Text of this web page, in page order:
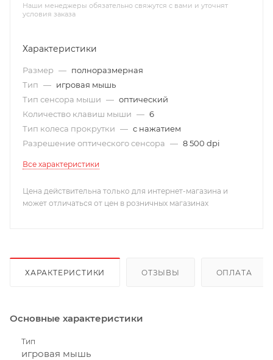
Наши менеджеры обязательно свяжутся с вами и уточнят
условия заказа
Характеристики
Размер — полноразмерная
Тип — игровая мышь
Тип сенсора мыши — оптический
Количество клавиш мыши — 6
Тип колеса прокрутки — с нажатием
Разрешение оптического сенсора — 8 500 dpi
Все характеристики
Цена действительна только для интернет-магазина и
может отличаться от цен в розничных магазинах
ХАРАКТЕРИСТИКИ ОТЗЫВЫ ОПЛАТА
Основные характеристики
Тип
игровая мышь